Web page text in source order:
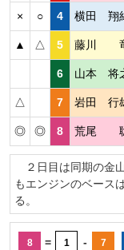
× ○ 4 横田 翔
▲ △ 5 藤川
6 山本 将
△ 7 岩田 行
◎ ◎ 8 荒尾
２日目は同期の金
もエンジンのベース
る。
8 = 1 - 7